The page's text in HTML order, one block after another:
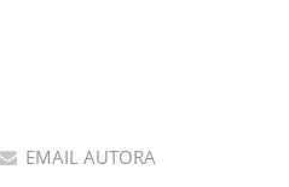
EMAIL AUTORA